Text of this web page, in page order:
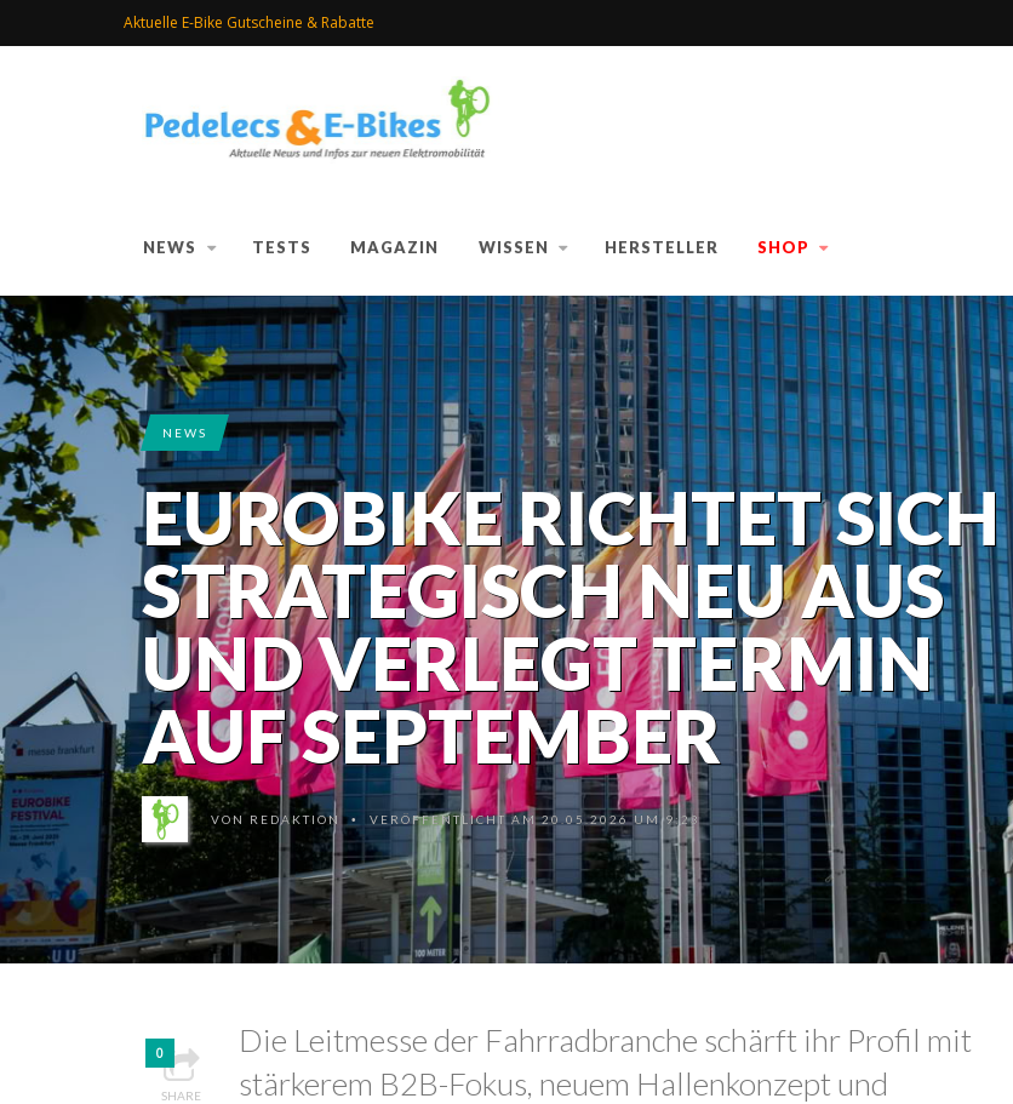
Aktuelle E-Bike Gutscheine & Rabatte
NEWS TESTS MAGAZIN WISSEN HERSTELLER SHOP
NEWS
EUROBIKE RICHTET SICH
STRATEGISCH NEU AUS
UND VERLEGT TERMIN
AUF SEPTEMBER
VON REDAKTION • VERÖFFENTLICHT AM 20.05.2026 UM 9:23
0
SHARE
Die Leitmesse der Fahrradbranche schärft ihr Profil mit
stärkerem B2B-Fokus, neuem Hallenkonzept und